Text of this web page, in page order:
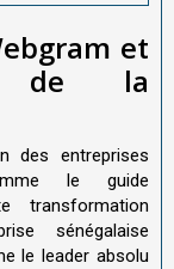
et
de la
des entreprises
le guide
transformation
sénégalaise
le leader absolu